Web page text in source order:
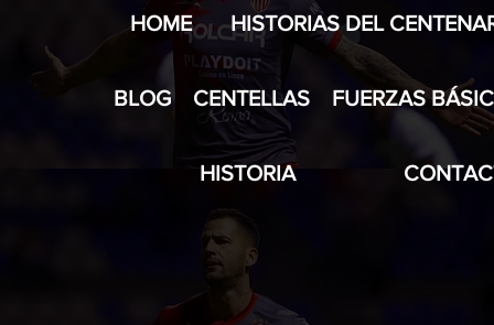
HOME HISTORIAS DEL
BLOG CENTELLAS FUERZAS
HISTORIA